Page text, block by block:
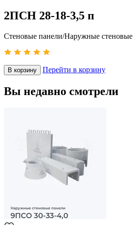
2ПСН 28-18-3,5 п
Стеновые панели/Наружные стеновые
В корзину Перейти в корзину
Вы недавно смотрели